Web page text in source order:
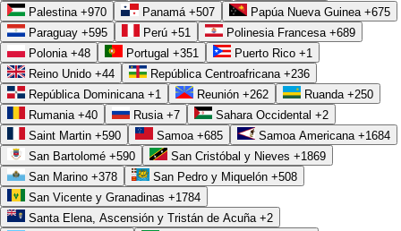
Palestina +970 Panamá +507 Papúa Nueva Guinea +675
Paraguay +595 Perú +51 Polinesia Francesa +689
Polonia +48 Portugal +351 Puerto Rico +1
Reino Unido +44 República Centroafricana +236
República Dominicana +1 Reunión +262 Ruanda +250
Rumania +40 Rusia +7 Sahara Occidental +2
Saint Martin +590 Samoa +685 Samoa Americana +1684
San Bartolomé +590 San Cristóbal y Nieves +1869
San Marino +378 San Pedro y Miquelón +508
San Vicente y Granadinas +1784
Santa Elena, Ascensión y Tristán de Acuña +2